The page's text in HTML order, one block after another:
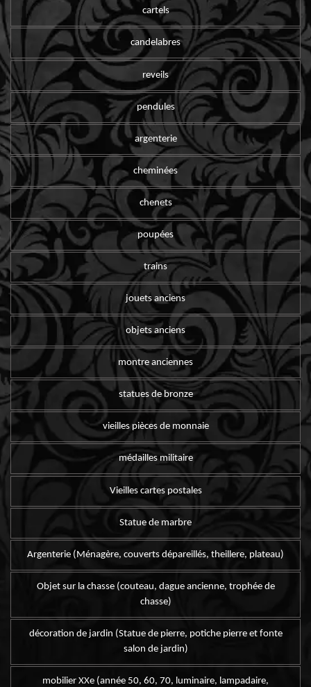
cartels
candelabres
reveils
pendules
argenterie
cheminées
chenets
poupées
trains
jouets anciens
objets anciens
montre anciennes
statues de bronze
vieilles pièces de monnaie
médailles militaire
Vieilles cartes postales
Statue de marbre
Argenterie (Ménagère, couverts dépareillés, theillere, plateau)
Objet sur la chasse (couteau, dague ancienne, trophée de
chasse)
décoration de jardin (Statue de pierre, potiche pierre et fonte
salon de jardin)
mobilier XXe (année 50, 60, 70, luminaire, lampadaire,